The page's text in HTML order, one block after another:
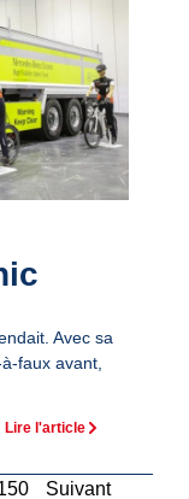
Avec sa
faux avant,
Lire l'article
Suivant